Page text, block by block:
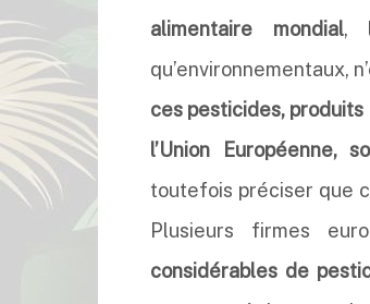
alimentaire mondial,
qu’environnementaux,
ces pesticides,
l’Union Européenne,
toutefois préciser que
Plusieurs firmes
considérables de